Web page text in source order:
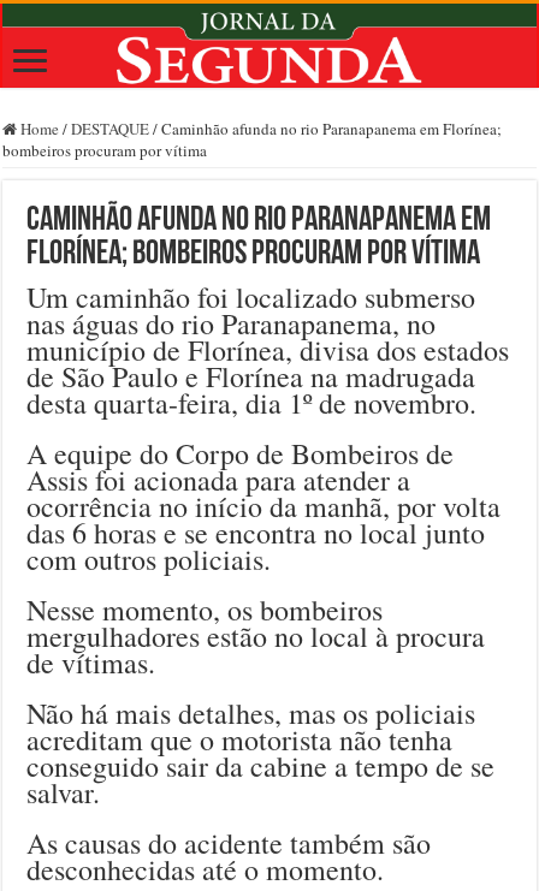
Home /DESTAQUE/Caminhão afunda no rio Paranapanema em Florínea;
bombeiros procuram por vítima
Caminhão afunda no rio Paranapanema em
Florínea; bombeiros procuram por vítima
Um caminhão foi localizado submerso
nas águas do rio Paranapanema, no
município de Florínea, divisa dos estados
de São Paulo e Florínea na madrugada
desta quarta-feira, dia 1º de novembro.
A equipe do Corpo de Bombeiros de
Assis foi acionada para atender a
ocorrência no início da manhã, por volta
das 6 horas e se encontra no local junto
com outros policiais.
Nesse momento, os bombeiros
mergulhadores estão no local à procura
de vítimas.
Não há mais detalhes, mas os policiais
acreditam que o motorista não tenha
conseguido sair da cabine a tempo de se
salvar.
As causas do acidente também são
desconhecidas até o momento.